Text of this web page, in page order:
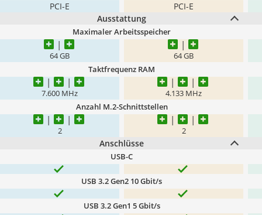
PCI-E
PCI-E
Ausstattung
Maximaler Arbeitsspeicher
64 GB 64 GB
Taktfrequenz RAM
7.600 MHz 4.133 MHz
Anzahl M.2-Schnittstellen
2 2
Anschlüsse
USB-C
USB 3.2 Gen2 10 Gbit/s
USB 3.2 Gen1 5 Gbit/s